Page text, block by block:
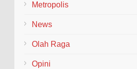
Metropolis
News
Olah Raga
Opini